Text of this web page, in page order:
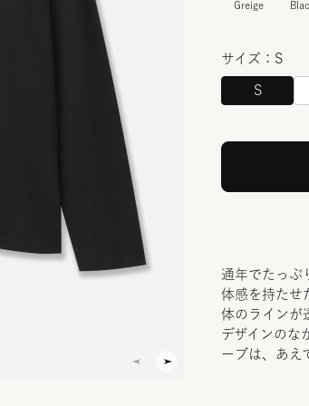
Greige
サイズ：S
S
通年でたっぷ
体感を持たせ
体のラインが
デザインのな
ーブは、あえ